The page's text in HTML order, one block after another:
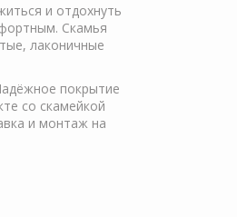
и отдохнуть
Скамья
лаконичные
покрытие
со скамейкой
и монтаж на